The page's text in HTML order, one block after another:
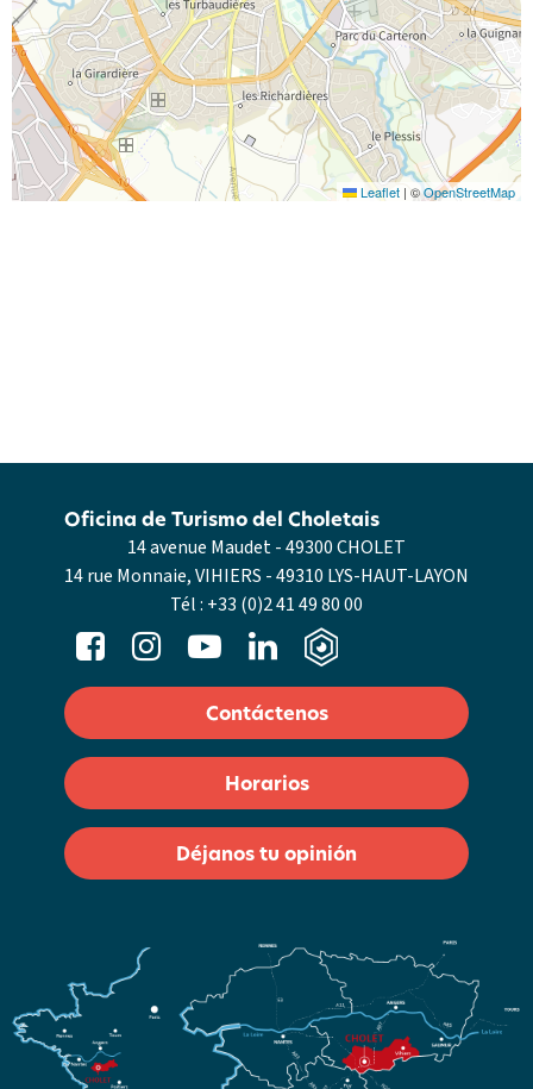
Leaflet | ©OpenStreetMap
14 avenue Maudet - 49300 CHOLET
14 rue Monnaie, VIHIERS - 49310 LYS-HAUT-LAYON
Tél : +33 (0)2 41 49 80 00
Oficina de Turismo del Choletais
Contáctenos
Horarios
Déjanos tu opinión